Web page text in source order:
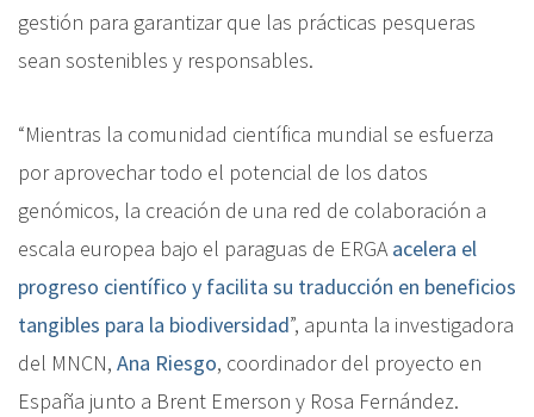
gestión para garantizar que las prácticas pesqueras
sean sostenibles y responsables.
“Mientras la comunidad científica mundial se esfuerza
por aprovechar todo el potencial de los datos
genómicos, la creación de una red de colaboración a
escala europea bajo el paraguas de ERGAacelera el
progreso científico y facilita su traducción en beneficios
tangibles para la biodiversidad”, apunta la investigadora
del MNCN, Ana Riesgo, coordinador del proyecto en
España junto a Brent Emerson y Rosa Fernández.